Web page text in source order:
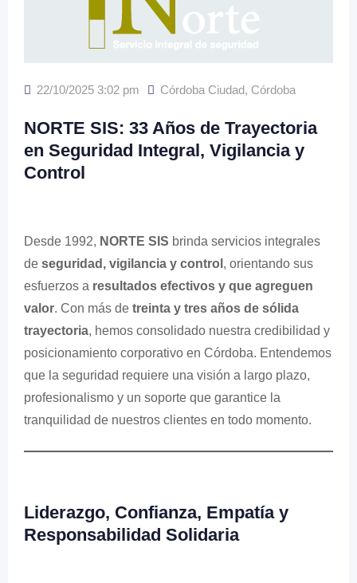
22/10/2025 3:02 pm Córdoba Ciudad, Córdoba
NORTE SIS: 33 Años de Trayectoria
en Seguridad Integral, Vigilancia y
Control
Desde 1992, NORTE SIS brinda servicios integrales
de seguridad, vigilancia y control , orientando sus
esfuerzos a resultados efectivos y que agreguen
valor. Con más de treinta y tres años de sólida
trayectoria, hemos consolidado nuestra credibilidad y
posicionamiento corporativo en Córdoba. Entendemos
que la seguridad requiere una visión a largo plazo,
profesionalismo y un soporte que garantice la
tranquilidad de nuestros clientes en todo momento.
Liderazgo, Confianza, Empatía y
Responsabilidad Solidaria